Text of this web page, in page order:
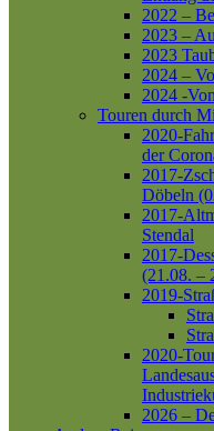
2022 –
2023 –
2023
2024 –
2024 -
Touren durch
2020-
der
2017-
Döbeln
2017-
Stendal
2017-
(21.08. –
2019-
2020-
2026 –